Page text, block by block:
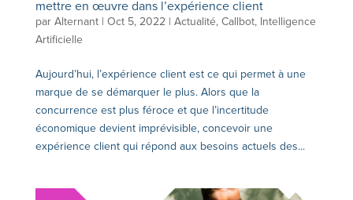
mettre en œuvre dans l’expérience client
par Alternant| Oct 5, 2022| Actualité, Callbot, Intelligence
Artificielle
Aujourd’hui, l’expérience client est ce qui permet à une
marque de se démarquer le plus. Alors que la
concurrence est plus féroce et que l’incertitude
économique devient imprévisible, concevoir une
expérience client qui répond aux besoins actuels des...